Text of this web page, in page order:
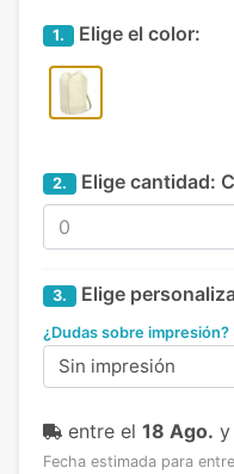
1. Elige el color:
2. Elige cantidad:
3. Elige
¿Dudas sobre impresión?
Sin impresión
entre el 18 Ago. y
Fecha estimada para